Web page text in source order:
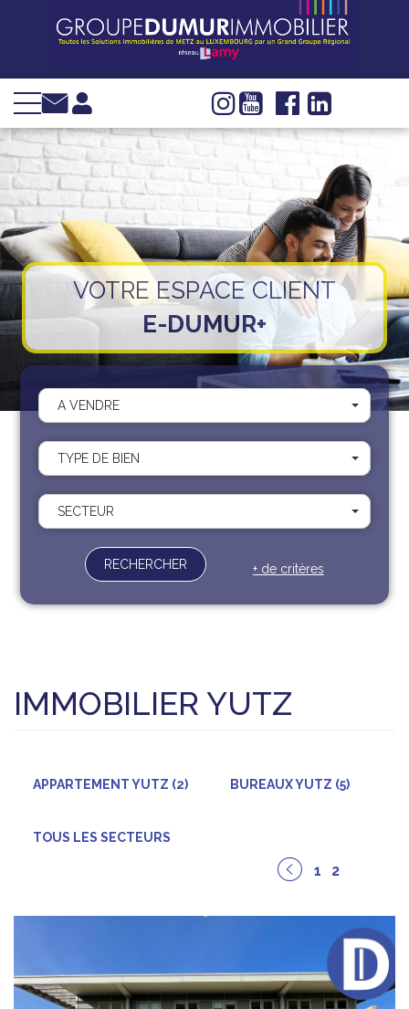
VENTE
LOCATION
INVESTIR
IMMOBILIER
D'ENTREPRISE
GESTION
SYNDIC
WEB TV
Actualités
Nous trouver
Recrutement
Contact
Documents
VOTRE ESPACE CLIENT
E-DUMUR+
A VENDRE
TYPE DE BIEN
SECTEUR
RECHERCHER + de critères
IMMOBILIER YUTZ
APPARTEMENT YUTZ (2) BUREAUX YUTZ (5)
TOUS LES SECTEURS
1 2